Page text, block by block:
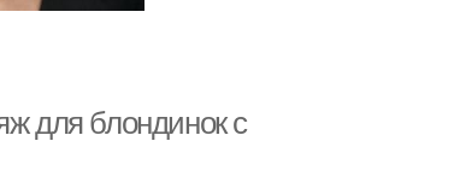
для блондинок с